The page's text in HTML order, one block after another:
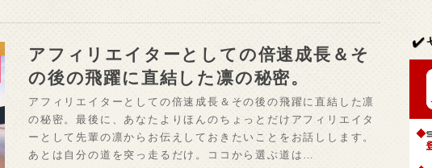
アフィリエイターとしての倍速成長＆そ
の後の飛躍に直結した凛の秘密。
アフィリエイターとしての倍速成長＆その後の飛躍に直結した凛
の秘密。最後に、あなたよりほんのちょっとだけアフィリエイタ
ーとして先輩の凛からお伝えしておきたいことをお話しします。
あとは自分の道を突っ走るだけ。ココから選ぶ道は…